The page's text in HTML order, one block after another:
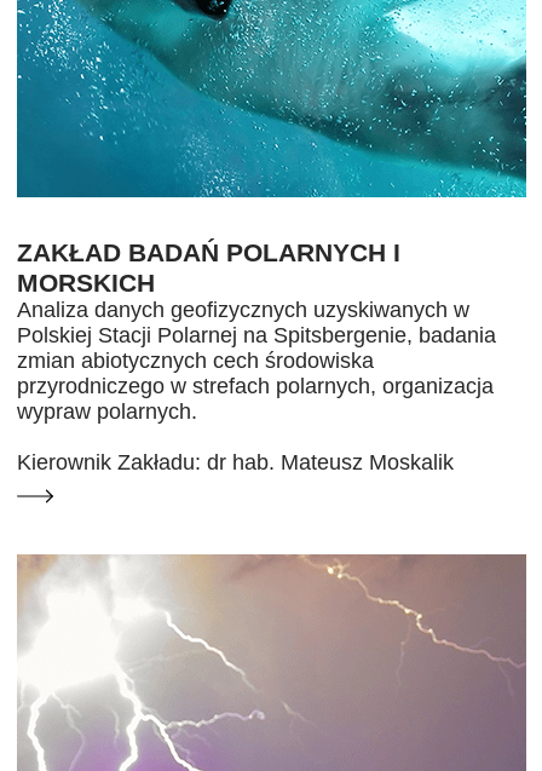
ZAKŁAD BADAŃ POLARNYCH I
MORSKICH
Analiza danych geofizycznych uzyskiwanych w
Polskiej Stacji Polarnej na Spitsbergenie, badania
zmian abiotycznych cech środowiska
przyrodniczego w strefach polarnych, organizacja
wypraw polarnych.
Kierownik Zakładu: dr hab. Mateusz Moskalik